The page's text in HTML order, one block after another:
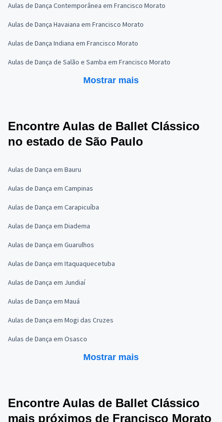
Aulas de Dança Contemporânea em Francisco Morato
Aulas de Dança Havaiana em Francisco Morato
Aulas de Dança Indiana em Francisco Morato
Aulas de Dança de Salão e Samba em Francisco Morato
Mostrar mais
Encontre Aulas de Ballet Clássico
no estado de São Paulo
Aulas de Dança em Bauru
Aulas de Dança em Campinas
Aulas de Dança em Carapicuíba
Aulas de Dança em Diadema
Aulas de Dança em Guarulhos
Aulas de Dança em Itaquaquecetuba
Aulas de Dança em Jundiaí
Aulas de Dança em Mauá
Aulas de Dança em Mogi das Cruzes
Aulas de Dança em Osasco
Mostrar mais
Encontre Aulas de Ballet Clássico
mais próximos de Francisco Morato